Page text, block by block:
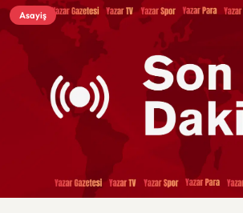
Asayiş